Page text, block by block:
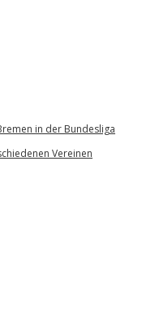
in der Bundesliga
Vereinen